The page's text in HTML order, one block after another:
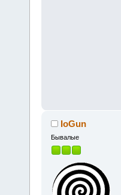
IoGun
Бывалые